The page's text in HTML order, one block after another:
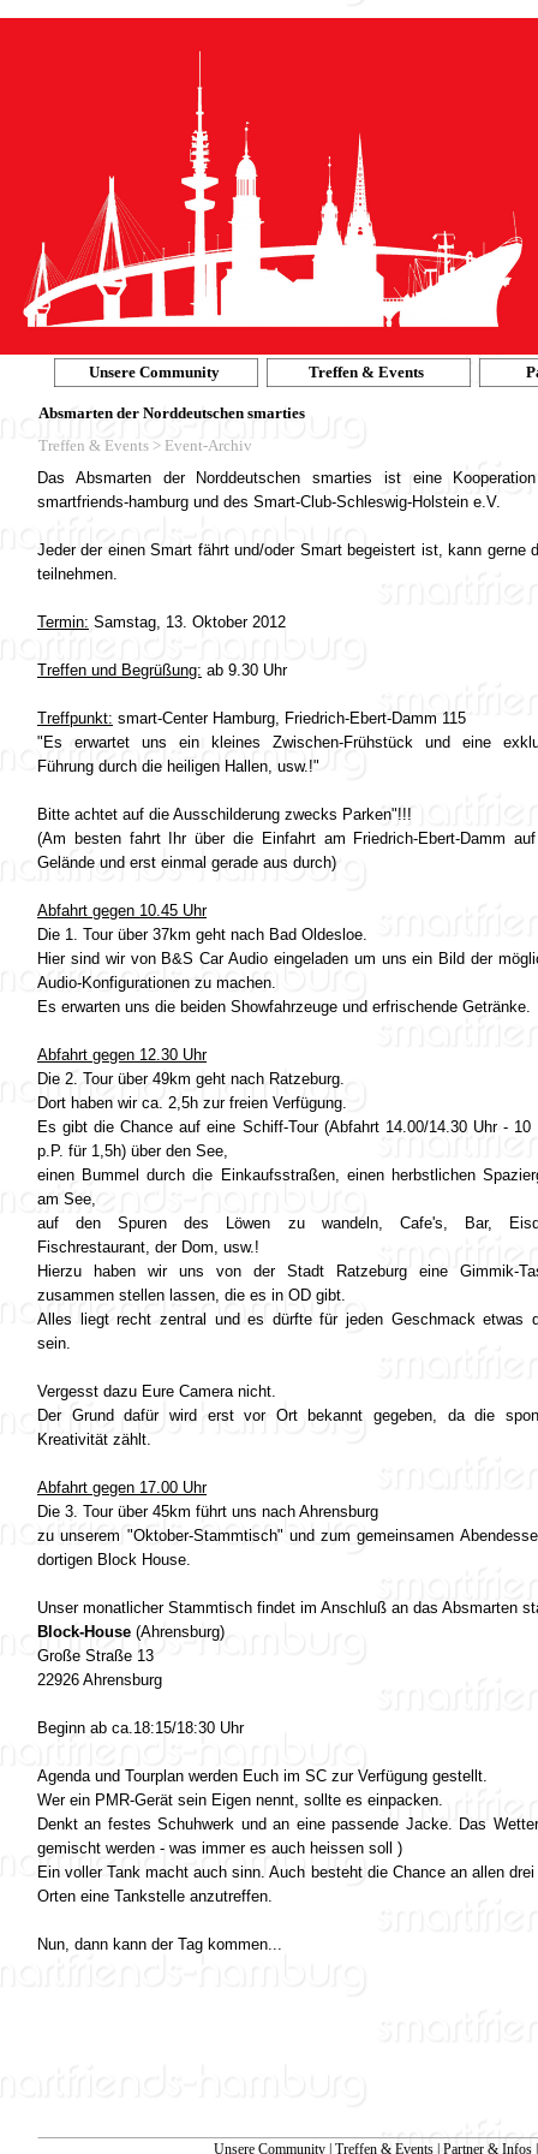
Unsere Community Treffen & Events
Absmarten der Norddeutschen smarties
Treffen & Events > Event-Archiv
Das Absmarten der Norddeutschen smarties ist eine
smartfriends-hamburg und des Smart-Club-Schleswig-Holstein e.V.
Jeder der einen Smart fährt und/oder Smart begeistert ist, kann gerne
teilnehmen.
Termin: Samstag, 13. Oktober 2012
Treffen und Begrüßung: ab 9.30 Uhr
Treffpunkt: smart-Center Hamburg, Friedrich-Ebert-Damm 115
"Es erwartet uns ein kleines Zwischen-Frühstück und eine
Führung durch die heiligen Hallen, usw.!"
Bitte achtet auf die Ausschilderung zwecks Parken"!!!
(Am besten fahrt Ihr über die Einfahrt am Friedrich-Ebert-Damm
Gelände und erst einmal gerade aus durch)
Abfahrt gegen 10.45 Uhr
Die 1. Tour über 37km geht nach Bad Oldesloe.
Hier sind wir von B&S Car Audio eingeladen um uns ein Bild der
Audio-Konfigurationen zu machen.
Es erwarten uns die beiden Showfahrzeuge und erfrischende Getränke.
Abfahrt gegen 12.30 Uhr
Die 2. Tour über 49km geht nach Ratzeburg.
Dort haben wir ca. 2,5h zur freien Verfügung.
Es gibt die Chance auf eine Schiff-Tour (Abfahrt 14.00/14.30 Uhr - 10
p.P. für 1,5h) über den See,
einen Bummel durch die Einkaufsstraßen, einen herbstlichen
am See,
auf den Spuren des Löwen zu wandeln, Cafe's, Bar,
Fischrestaurant, der Dom, usw.!
Hierzu haben wir uns von der Stadt Ratzeburg eine Gimmik-
zusammen stellen lassen, die es in OD gibt.
Alles liegt recht zentral und es dürfte für jeden Geschmack etwas
sein.
Vergesst dazu Eure Camera nicht.
Der Grund dafür wird erst vor Ort bekannt gegeben, da die
Kreativität zählt.
Abfahrt gegen 17.00 Uhr
Die 3. Tour über 45km führt uns nach Ahrensburg
zu unserem "Oktober-Stammtisch" und zum gemeinsamen
dortigen Block House.
Unser monatlicher Stammtisch findet im Anschluß an das Absmarten
Block-House (Ahrensburg)
Große Straße 13
22926 Ahrensburg
Beginn ab ca.18:15/18:30 Uhr
Agenda und Tourplan werden Euch im SC zur Verfügung gestellt.
Wer ein PMR-Gerät sein Eigen nennt, sollte es einpacken.
Denkt an festes Schuhwerk und an eine passende Jacke. Das
gemischt werden - was immer es auch heissen soll )
Ein voller Tank macht auch sinn. Auch besteht die Chance an allen drei
Orten eine Tankstelle anzutreffen.
Nun, dann kann der Tag kommen...
Unsere Community| Treffen & Events| Partner & Infos